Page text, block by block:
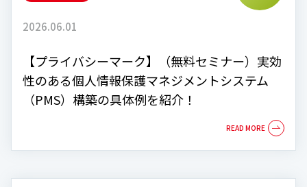
2026.06.01
【プライバシーマーク】（無料セミナー）実効
性のある個人情報保護マネジメントシステム
（PMS）構築の具体例を紹介！